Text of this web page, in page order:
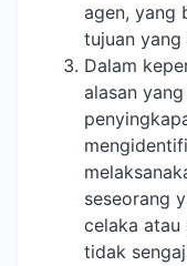
agen, yang
tujuan
Dalam
alasan
seseorang
celaka atau
tidak